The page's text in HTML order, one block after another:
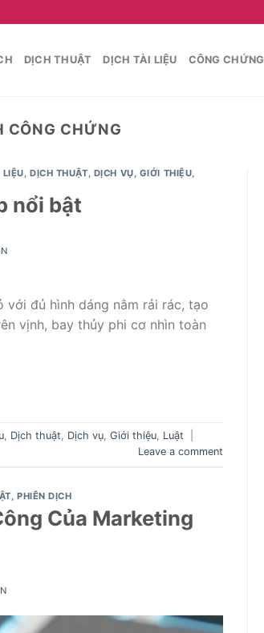
DỊCH THUẬT DỊCH TÀI LIỆU CÔNG CHỨNG
CÔNG CHỨNG
LIỆU,DỊCH THUẬT, DỊCH VỤ, GIỚI THIỆU,
nổi bật
với đủ hình dáng nằm rải rác, tạo
vịnh, bay thủy phi cơ nhìn toàn
, Dịch thuật, Dịch vụ, Giới thiệu, Luật
Leave a comment
, PHIÊN DỊCH
Của Marketing